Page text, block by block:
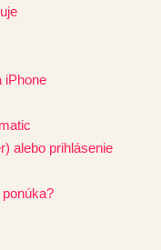
iPhone
alebo prihlásenie